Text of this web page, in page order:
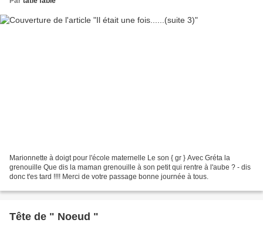
Marionnette à doigt pour l'école maternelle Le son { gr } Avec Gréta la
grenouille Que dis la maman grenouille à son petit qui rentre à l'aube ? - dis
donc t'es tard !!!! Merci de votre passage bonne journée à tous.
Tête de " Noeud "